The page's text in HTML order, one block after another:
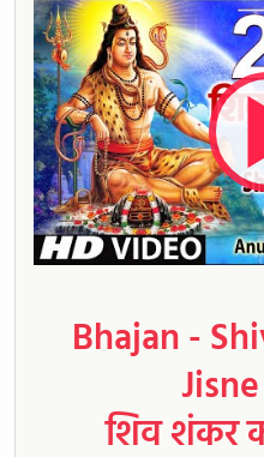
Bhajan -
शिव शंकर